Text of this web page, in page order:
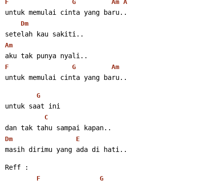
F G Am A
untuk memulai cinta yang baru..
Dm
setelah kau sakiti..
Am
aku tak punya nyali..
F G Am
untuk memulai cinta yang baru..
G
untuk saat ini
C
dan tak tahu sampai kapan..
Dm E
masih dirimu yang ada di hati..
Reff :
F G